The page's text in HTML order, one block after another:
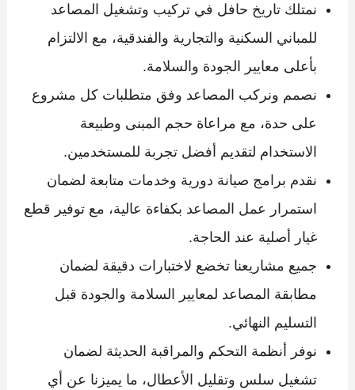
نمتلك تاريخ حافل في تركيب وتشغيل المصاعد
للمباني السكنية والتجارية والفندقية، مع الالتزام
بأعلى معايير الجودة والسلامة.
نصمم ونركب المصاعد وفق متطلبات كل مشروع
على حدة، مع مراعاة حجم المبنى وطبيعة
الاستخدام لتقديم أفضل تجربة للمستخدمين.
نقدم برامج صيانة دورية وخدمات متابعة لضمان
استمرار عمل المصاعد بكفاءة عالية، مع توفير قطع
غيار أصلية عند الحاجة.
جميع مشاريعنا تخضع لاختبارات دقيقة لضمان
مطابقة المصاعد لمعايير السلامة والجودة قبل
التسليم النهائي.
نوفر أنظمة التحكم والمراقبة الحديثة لضمان
تشغيل سلس وتقليل الأعطال، ما يميزنا عن أي